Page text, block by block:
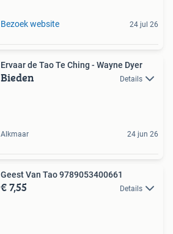
Bezoek website 24 jul 26
Ervaar de Tao Te Ching - Wayne Dyer
Bieden Details
Alkmaar 24 jun 26
Geest Van Tao 9789053400661
€ 7,55 Details